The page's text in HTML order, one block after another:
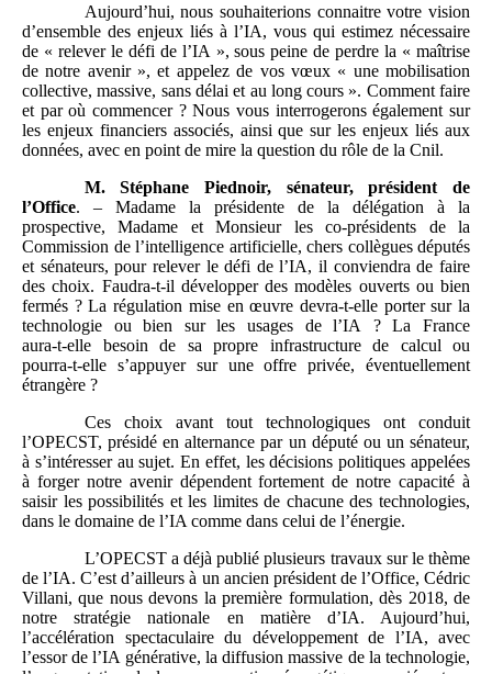
Aujourd’hui, nous souhaiterions connaitre votre vision
d’ensemble des enjeux liés à l’IA, vous qui estimez nécessaire
de « relever le défi de l’IA », sous peine de perdre la « maîtrise
de notre avenir », et appelez de vos vœux « une mobilisation
collective, massive, sans délai et au long cours ». Comment faire
et par où commencer ? Nous vous interrogerons également sur
les enjeux financiers associés, ainsi que sur les enjeux liés aux
données, avec en point de mire la question du rôle de la Cnil.
M. Stéphane Piednoir, sénateur, président de
l’Office. – Madame la présidente de la délégation à la
prospective, Madame et Monsieur les co‑présidents de la
Commission de l’intelligence artificielle, chers collègues députés
et sénateurs, pour relever le défi de l’IA, il conviendra de faire
des choix. Faudra‑t‑il développer des modèles ouverts ou bien
fermés ? La régulation mise en œuvre devra‑t‑elle porter sur la
technologie ou bien sur les usages de l’IA ? La France
aura‑t‑elle besoin de sa propre infrastructure de calcul ou
pourra‑t‑elle s’appuyer sur une offre privée, éventuellement
étrangère ?
Ces choix avant tout technologiques ont conduit
l’OPECST, présidé en alternance par un député ou un sénateur,
à s’intéresser au sujet. En effet, les décisions politiques appelées
à forger notre avenir dépendent fortement de notre capacité à
saisir les possibilités et les limites de chacune des technologies,
dans le domaine de l’IA comme dans celui de l’énergie.
L’OPECST a déjà publié plusieurs travaux sur le thème
de l’IA. C’est d’ailleurs à un ancien président de l’Office, Cédric
Villani, que nous devons la première formulation, dès 2018, de
notre stratégie nationale en matière d’IA. Aujourd’hui,
l’accélération spectaculaire du développement de l’IA, avec
l’essor de l’IA générative, la diffusion massive de la technologie,